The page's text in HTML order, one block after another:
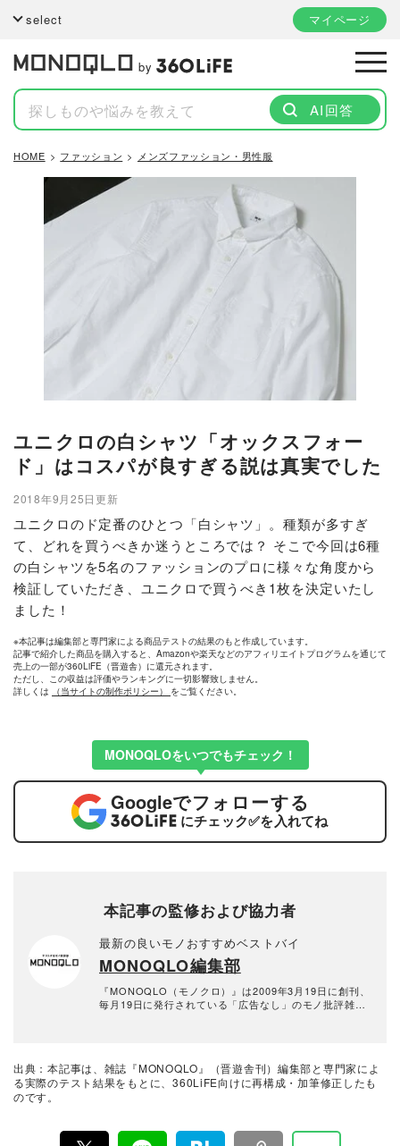
select マイページ
by
AI回答
HOME ファッション メンズファッション・男性服
ユニクロの白シャツ「オックスフォー
ド」はコスパが良すぎる説は真実でした
2018年9月25日更新
ユニクロのド定番のひとつ「白シャツ」。種類が多すぎ
て、どれを買うべきか迷うところでは？ そこで今回は6種
の白シャツを5名のファッションのプロに様々な角度から
検証していただき、ユニクロで買うべき1枚を決定いたし
ました！
※本記事は編集部と専門家による商品テストの結果のもと作成しています。
記事で紹介した商品を購入すると、Amazonや楽天などのアフィリエイトプログラムを通じて
売上の一部が360LiFE（晋遊舎）に還元されます。
ただし、この収益は評価やランキングに一切影響致しません。
詳しくは
（当サイトの制作ポリシー） をご覧ください。
MONOQLOをいつでもチェック！
Googleでフォローする
にチェック✅を入れてね
本記事の監修および協力者
最新の良いモノおすすめベストバイ
MONOQLO編集部
『MONOQLO（モノクロ）』は2009年3月19日に創刊、
毎月19日に発行されている「広告なし」のモノ批評雑誌
に良いモノ」だけを厳選して紹介。編集長・山田和樹を
中心に、11名以上の編集体制で日々の検証・記事制作を
出典：本記事は、雑誌『MONOQLO』（晋遊舎刊）編集部と専門家によ
る実際のテスト結果をもとに、360LiFE向けに再構成・加筆修正したも
のです。